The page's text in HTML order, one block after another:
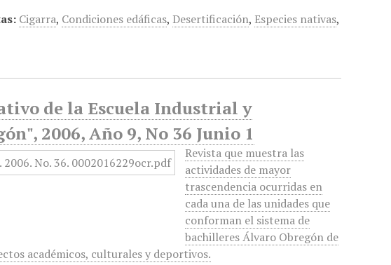
Cigarra, Condiciones edáficas, Desertificación, Especies nativas,
de la Escuela Industrial y
2006, Año 9, No 36 Junio 1
Revista que muestra las
actividades de mayor
trascendencia ocurridas en
cada una de las unidades que
conforman el sistema de
bachilleres Álvaro Obregón de
académicos, culturales y deportivos.